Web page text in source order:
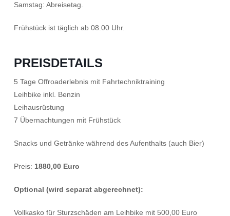
Samstag: Abreisetag.
Frühstück ist täglich ab 08.00 Uhr.
PREISDETAILS
5 Tage Offroaderlebnis mit Fahrtechniktraining
Leihbike inkl. Benzin
Leihausrüstung
7 Übernachtungen mit Frühstück
Snacks und Getränke während des Aufenthalts (auch Bier)
Preis: 1880,00 Euro
Optional (wird separat abgerechnet):
Vollkasko für Sturzschäden am Leihbike mit 500,00 Euro